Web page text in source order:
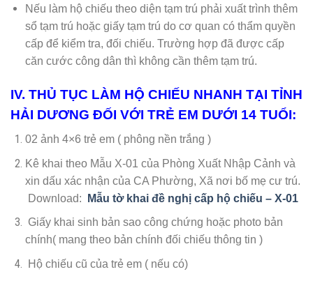
Nếu làm hộ chiếu theo diện tạm trú phải xuất trình thêm
sổ tạm trú hoặc giấy tạm trú do cơ quan có thẩm quyền
cấp để kiểm tra, đối chiếu. Trường hợp đã được cấp
căn cước công dân thì không cần thêm tạm trú.
IV. THỦ TỤC LÀM HỘ CHIẾU NHANH TẠI TỈNH
HẢI DƯƠNG ĐỐI VỚI TRẺ EM DƯỚI 14 TUỔI:
02 ảnh 4×6 trẻ em ( phông nền trắng )
Kê khai theo Mẫu X-01 của Phòng Xuất Nhập Cảnh và
xin dấu xác nhận của CA Phường, Xã nơi bố mẹ cư trú.
Download:
Mẫu tờ khai đề nghị cấp hộ chiếu – X-01
Giấy khai sinh bản sao công chứng hoặc photo bản
chính( mang theo bản chính đối chiếu thông tin )
Hộ chiếu cũ của trẻ em ( nếu có)